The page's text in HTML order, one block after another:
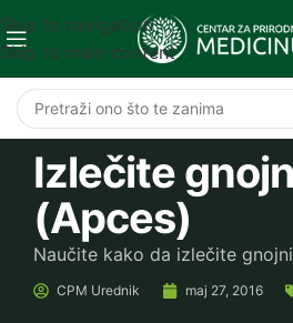
Skip to navigation
Skip to main content
Izlečite
(Apces)
Naučite kako da izlečite
CPM Urednik maj 27, 2016